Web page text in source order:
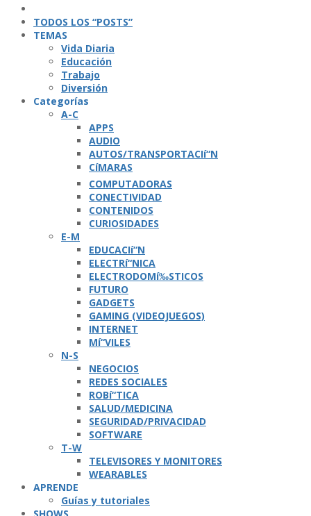
TODOS LOS “POSTS”
TEMAS
Vida Diaria
Educación
Trabajo
Diversión
Categorí­as
A-C
APPS
AUDIO
AUTOS/TRANSPORTACIí“N
CíMARAS
COMPUTADORAS
CONECTIVIDAD
CONTENIDOS
CURIOSIDADES
E-M
EDUCACIí“N
ELECTRí“NICA
ELECTRODOMí‰STICOS
FUTURO
GADGETS
GAMING (VIDEOJUEGOS)
INTERNET
Mí“VILES
N-S
NEGOCIOS
REDES SOCIALES
ROBí“TICA
SALUD/MEDICINA
SEGURIDAD/PRIVACIDAD
SOFTWARE
T-W
TELEVISORES Y MONITORES
WEARABLES
APRENDE
Guí­as y tutoriales